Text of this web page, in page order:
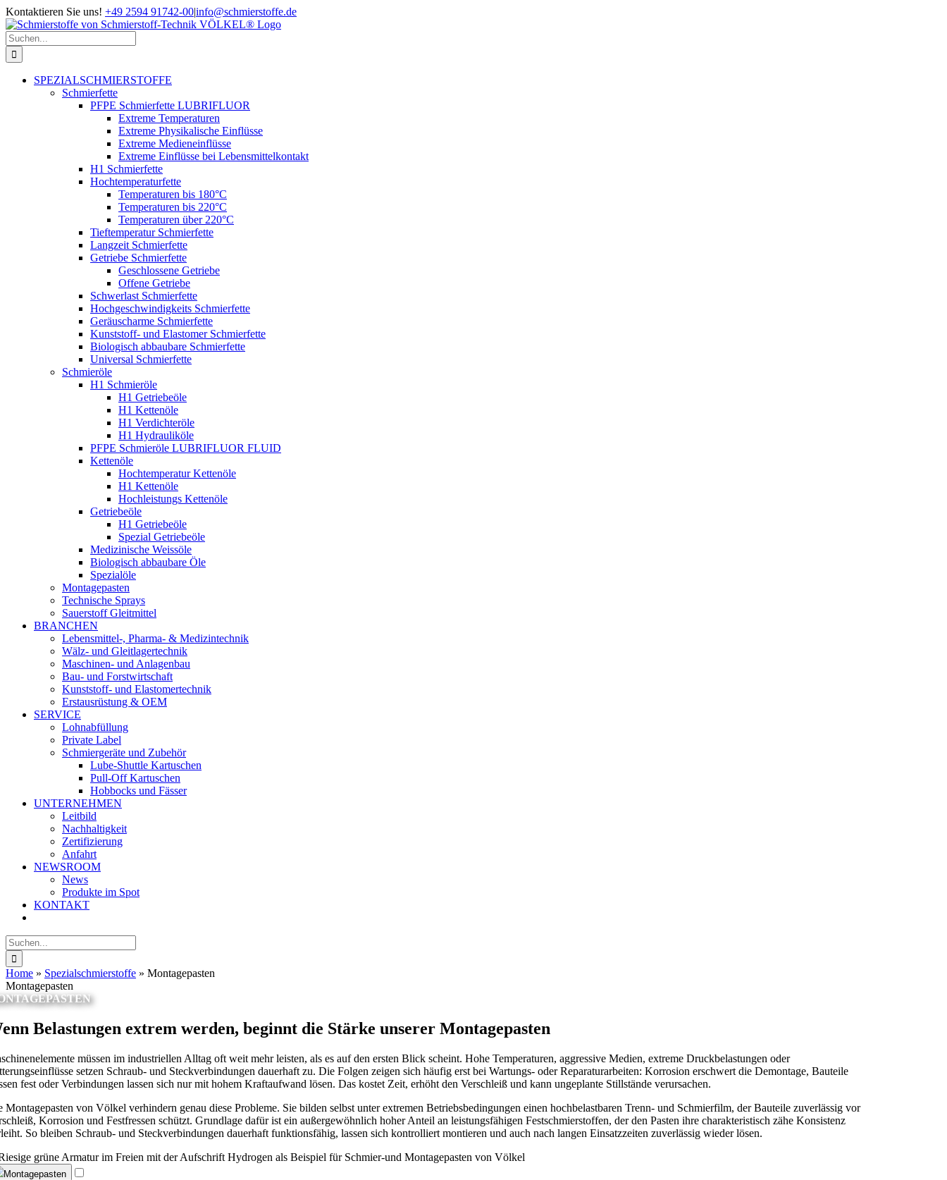
Zum
Inhalt
springen
Kontaktieren Sie uns! +49 2594 91742-00|info@schmierstoffe.de
Suche
nach:
SPEZIALSCHMIERSTOFFE
Schmierfette
PFPE Schmierfette LUBRIFLUOR
Extreme Temperaturen
Extreme Physikalische Einflüsse
Extreme Medieneinflüsse
Extreme Einflüsse bei Lebensmittelkontakt
H1 Schmierfette
Hochtemperaturfette
Temperaturen bis 180°C
Temperaturen bis 220°C
Temperaturen über 220°C
Tieftemperatur Schmierfette
Langzeit Schmierfette
Getriebe Schmierfette
Geschlossene Getriebe
Offene Getriebe
Schwerlast Schmierfette
Hochgeschwindigkeits Schmierfette
Geräuscharme Schmierfette
Kunststoff- und Elastomer Schmierfette
Biologisch abbaubare Schmierfette
Universal Schmierfette
Schmieröle
H1 Schmieröle
H1 Getriebeöle
H1 Kettenöle
H1 Verdichteröle
H1 Hydrauliköle
PFPE Schmieröle LUBRIFLUOR FLUID
Kettenöle
Hochtemperatur Kettenöle
H1 Kettenöle
Hochleistungs Kettenöle
Getriebeöle
H1 Getriebeöle
Spezial Getriebeöle
Medizinische Weissöle
Biologisch abbaubare Öle
Spezialöle
Montagepasten
Technische Sprays
Sauerstoff Gleitmittel
BRANCHEN
Lebensmittel-, Pharma- & Medizintechnik
Wälz- und Gleitlagertechnik
Maschinen- und Anlagenbau
Bau- und Forstwirtschaft
Kunststoff- und Elastomertechnik
Erstausrüstung & OEM
SERVICE
Lohnabfüllung
Private Label
Schmiergeräte und Zubehör
Lube-Shuttle Kartuschen
Pull-Off Kartuschen
Hobbocks und Fässer
UNTERNEHMEN
Leitbild
Nachhaltigkeit
Zertifizierung
Anfahrt
NEWSROOM
News
Produkte im Spot
KONTAKT
Suche
nach:
Home » Spezialschmierstoffe » Montagepasten
Montagepasten
Belastungen extrem werden, beginnt die Stärke unserer Montagepasten
müssen im industriellen Alltag oft weit mehr leisten, als es auf den ersten Blick scheint. Hohe Temperaturen, aggressive Medien, extreme Druckbelastungen oder
setzen Schraub- und Steckverbindungen dauerhaft zu. Die Folgen zeigen sich häufig erst bei Wartungs- oder Reparaturarbeiten: Korrosion erschwert die Demontage, Bauteile
fest oder Verbindungen lassen sich nur mit hohem Kraftaufwand lösen. Das kostet Zeit, erhöht den Verschleiß und kann ungeplante Stillstände verursachen.
Montagepasten von Völkel verhindern genau diese Probleme. Sie bilden selbst unter extremen Betriebsbedingungen einen hochbelastbaren Trenn- und Schmierfilm, der Bauteile zuverlässig vor
Korrosion und Festfressen schützt. Grundlage dafür ist ein außergewöhnlich hoher Anteil an leistungsfähigen Festschmierstoffen, der den Pasten ihre charakteristisch zähe Konsistenz
So bleiben Schraub- und Steckverbindungen dauerhaft funktionsfähig, lassen sich kontrolliert montieren und auch nach langen Einsatzzeiten zuverlässig wieder lösen.
Montagepasten